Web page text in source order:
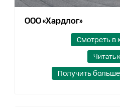
ООО «Хардлог»
Смотреть в
Читать
Получить